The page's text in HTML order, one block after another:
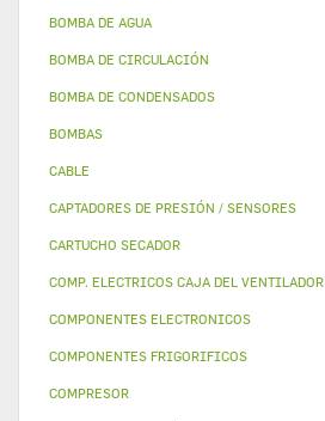
BOMBA DE AGUA
BOMBA DE CIRCULACIÓN
BOMBA DE CONDENSADOS
BOMBAS
CABLE
CAPTADORES DE PRESIÓN / SENSORES
CARTUCHO SECADOR
COMP. ELECTRICOS CAJA DEL VENTILADOR
COMPONENTES ELECTRONICOS
COMPONENTES FRIGORIFICOS
COMPRESOR